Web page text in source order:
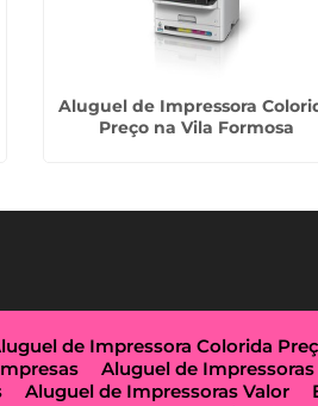
Aluguel de Impressora
Preço na Vila Formosa
de Impressora Colorida
Aluguel de
Aluguel de Impressoras Valor